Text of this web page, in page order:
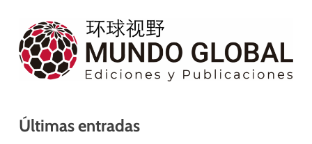
Últimas entradas